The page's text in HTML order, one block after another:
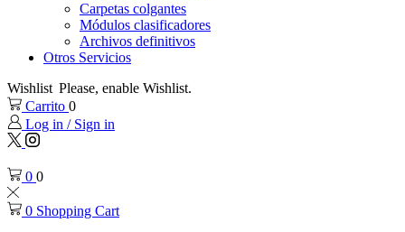
Carpetas colgantes
Módulos clasificadores
Archivos definitivos
Otros Servicios
Wishlist Please, enable Wishlist.
Carrito 0
Log in / Sign in
TwitterInstagram
0 0
0 Shopping Cart